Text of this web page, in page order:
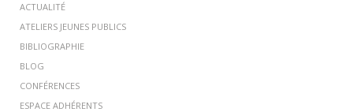
ACTUALITÉ
ATELIERS JEUNES PUBLICS
BIBLIOGRAPHIE
BLOG
CONFÉRENCES
ESPACE ADHÉRENTS